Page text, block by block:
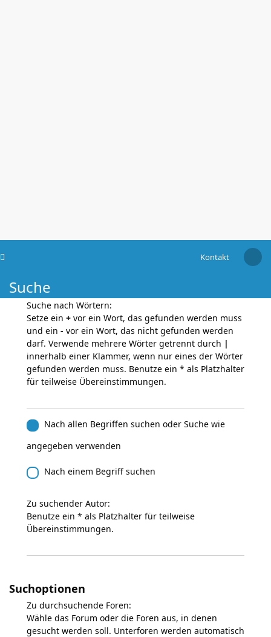
Kontakt
Suche
Suche nach Wörtern:
Setze ein + vor ein Wort, das gefunden werden muss
und ein - vor ein Wort, das nicht gefunden werden
darf. Verwende mehrere Wörter getrennt durch |
innerhalb einer Klammer, wenn nur eines der Wörter
gefunden werden muss. Benutze ein * als Platzhalter
für teilweise Übereinstimmungen.
Nach allen Begriffen suchen oder Suche wie
angegeben verwenden
Nach einem Begriff suchen
Zu suchender Autor:
Benutze ein * als Platzhalter für teilweise
Übereinstimmungen.
Suchoptionen
Zu durchsuchende Foren:
Wähle das Forum oder die Foren aus, in denen
gesucht werden soll. Unterforen werden automatisch